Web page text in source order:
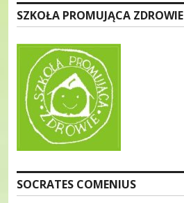
SZKOŁA PROMUJĄCA ZDROWIE
SOCRATES COMENIUS